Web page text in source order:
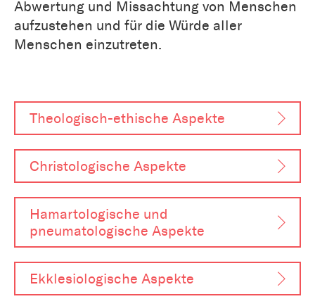
Abwertung und Missachtung von Menschen
aufzustehen und für die Würde aller
Menschen einzutreten.
Theologisch-ethische Aspekte
Christologische Aspekte
Hamartologische und
pneumatologische Aspekte
Ekklesiologische Aspekte